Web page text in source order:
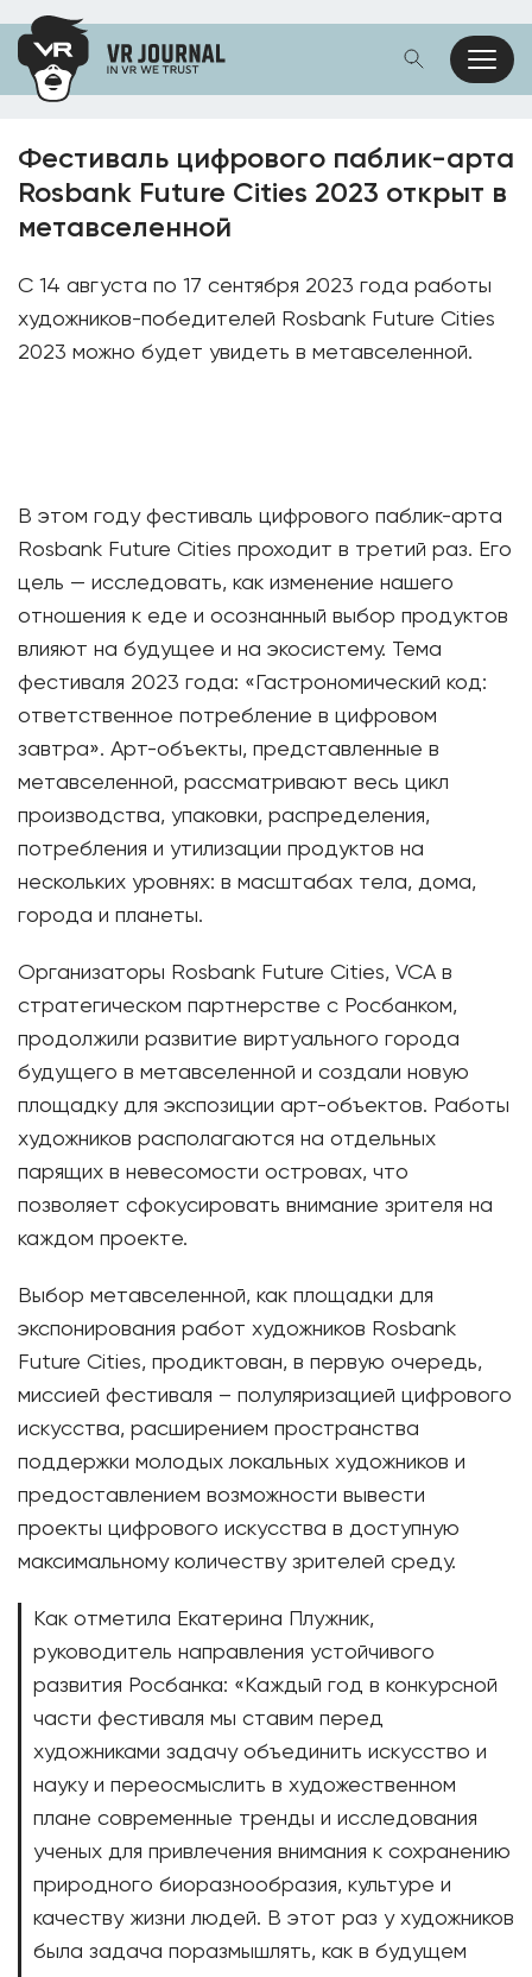
Фестиваль цифрового паблик-арта
Rosbank Future Cities 2023 открыт в
метавселенной
С 14 августа по 17 сентября 2023 года работы
художников-победителей Rosbank Future Cities
2023 можно будет увидеть в метавселенной.
В этом году фестиваль цифрового паблик-арта
Rosbank Future Cities проходит в третий раз. Его
цель — исследовать, как изменение нашего
отношения к еде и осознанный выбор продуктов
влияют на будущее и на экосистему. Тема
фестиваля 2023 года: «Гастрономический код:
ответственное потребление в цифровом
завтра». Арт-объекты, представленные в
метавселенной, рассматривают весь цикл
производства, упаковки, распределения,
потребления и утилизации продуктов на
нескольких уровнях: в масштабах тела, дома,
города и планеты.
Организаторы Rosbank Future Cities, VCA в
стратегическом партнерстве с Росбанком,
продолжили развитие виртуального города
будущего в метавселенной и создали новую
площадку для экспозиции арт-объектов. Работы
художников располагаются на отдельных
парящих в невесомости островах, что
позволяет сфокусировать внимание зрителя на
каждом проекте.
Выбор метавселенной, как площадки для
экспонирования работ художников Rosbank
Future Cities, продиктован, в первую очередь,
миссией фестиваля – полуляризацией цифрового
искусства, расширением пространства
поддержки молодых локальных художников и
предоставлением возможности вывести
проекты цифрового искусства в доступную
максимальному количеству зрителей среду.
Как отметила Екатерина Плужник,
руководитель направления устойчивого
развития Росбанка: «Каждый год в конкурсной
части фестиваля мы ставим перед
художниками задачу объединить искусство и
науку и переосмыслить в художественном
плане современные тренды и исследования
ученых для привлечения внимания к сохранению
природного биоразнообразия, культуре и
качеству жизни людей. В этот раз у художников
была задача поразмышлять, как в будущем